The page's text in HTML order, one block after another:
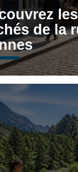
de la